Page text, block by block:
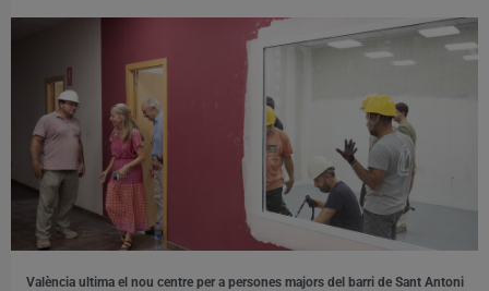
València ultima el nou centre per a persones majors del barri de Sant Antoni